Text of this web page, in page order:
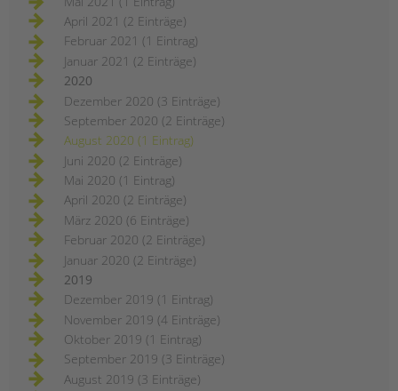
April 2021 (2 Einträge)
Februar 2021 (1 Eintrag)
Januar 2021 (2 Einträge)
2020
Dezember 2020 (3 Einträge)
September 2020 (2 Einträge)
August 2020 (1 Eintrag)
Juni 2020 (2 Einträge)
Mai 2020 (1 Eintrag)
April 2020 (2 Einträge)
März 2020 (6 Einträge)
Februar 2020 (2 Einträge)
Januar 2020 (2 Einträge)
2019
Dezember 2019 (1 Eintrag)
November 2019 (4 Einträge)
Oktober 2019 (1 Eintrag)
September 2019 (3 Einträge)
August 2019 (3 Einträge)